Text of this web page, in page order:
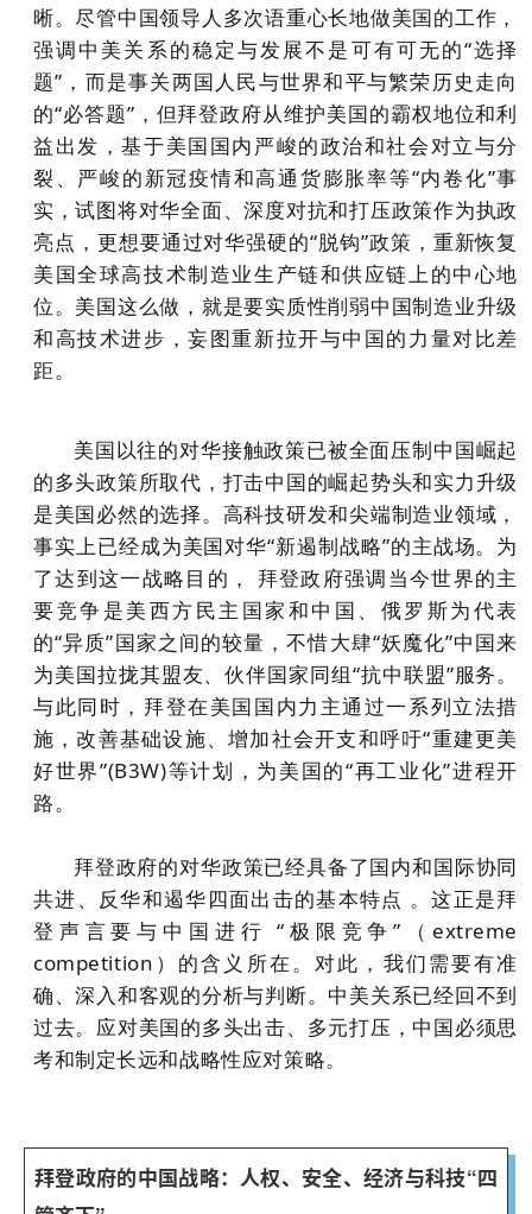
晰。尽管中国领导人多次语重心长地做美国的工作，
强调中美关系的稳定与发展不是可有可无的“选择
题”，而是事关两国人民与世界和平与繁荣历史走向
的“必答题”，但拜登政府从维护美国的霸权地位和利
益出发，基于美国国内严峻的政治和社会对立与分
裂、严峻的新冠疫情和高通货膨胀率等“内卷化”事
实，试图将对华全面、深度对抗和打压政策作为执政
亮点，更想要通过对华强硬的“脱钩”政策，重新恢复
美国全球高技术制造业生产链和供应链上的中心地
位。美国这么做，就是要实质性削弱中国制造业升级
和高技术进步，妄图重新拉开与中国的力量对比差
距。
美国以往的对华接触政策已被全面压制中国崛起
的多头政策所取代，打击中国的崛起势头和实力升级
是美国必然的选择。高科技研发和尖端制造业领域，
事实上已经成为美国对华“新遏制战略”的主战场。为
了达到这一战略目的， 拜登政府强调当今世界的主
要竞争是美西方民主国家和中国、俄罗斯为代表
的“异质”国家之间的较量，不惜大肆“妖魔化”中国来
为美国拉拢其盟友、伙伴国家同组“抗中联盟”服务。
与此同时，拜登在美国国内力主通过一系列立法措
施，改善基础设施、增加社会开支和呼吁“重建更美
好世界”(B3W)等计划，为美国的“再工业化”进程开
路。
拜登政府的对华政策已经具备了国内和国际协同
共进、反华和遏华四面出击的基本特点 。这正是拜
登声言要与中国进行 “极限竞争”（extreme
competition）的含义所在。对此，我们需要有准
确、深入和客观的分析与判断。中美关系已经回不到
过去。应对美国的多头出击、多元打压，中国必须思
考和制定长远和战略性应对策略。
拜登政府的中国战略：人权、安全、经济与科技“四